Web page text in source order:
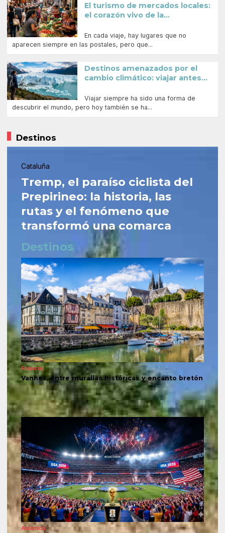
El turismo de mercados locales:
el corazón vivo de la...
En cada viaje, hay lugares que no
aparecen siempre en las postales, pero que...
Destinos amenazados por el
cambio climático: viajar antes...
Viajar siempre ha sido una forma de
descubrir el mundo, pero hoy también se ha...
Destinos
Cataluña
Tremp, el paraíso ciclista del
Prepirineo: la historia, las
rutas y el fenómeno que
transformó una comarca
Destinos
Francia
Vannes, entre murallas históricas y encanto bretón
América